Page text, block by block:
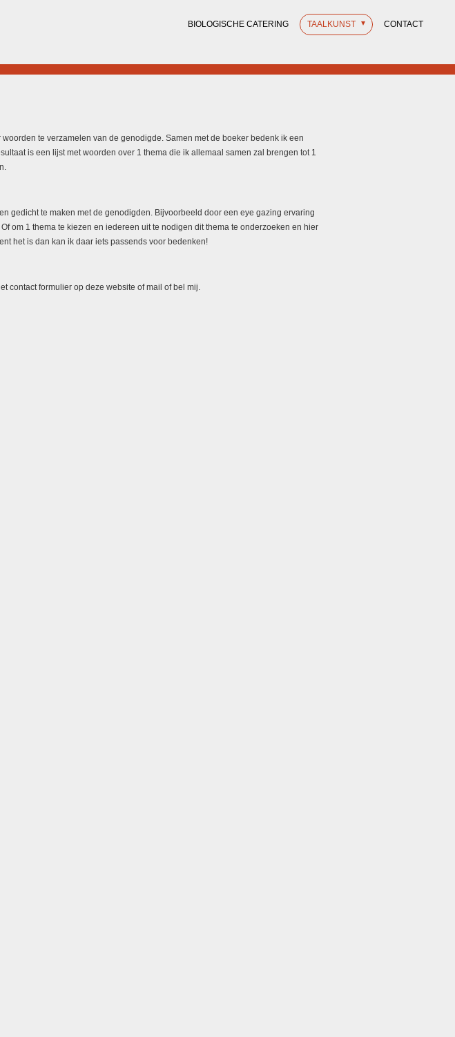
BIOLOGISCHE CATERING TAALKUNST CONTACT
te verzamelen van de genodigde. Samen met de boeker bedenk ik een
is een lijst met woorden over 1 thema die ik allemaal samen zal brengen tot 1
gedicht te maken met de genodigden. Bijvoorbeeld door een eye gazing ervaring
om 1 thema te kiezen en iedereen uit te nodigen dit thema te onderzoeken en hier
het is dan kan ik daar iets passends voor bedenken!
contact formulier op deze website of mail of bel mij.